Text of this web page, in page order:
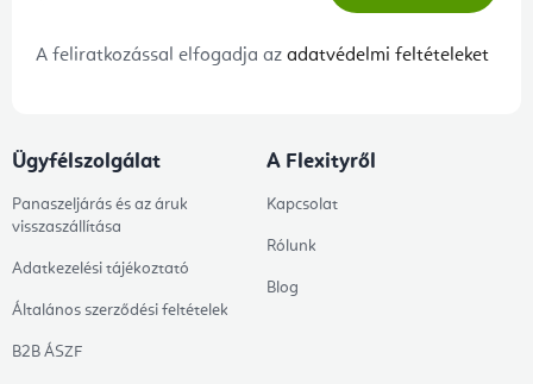
A feliratkozással elfogadja az adatvédelmi feltételeket
Ügyfélszolgálat
Panaszeljárás és az áruk
visszaszállítása
Adatkezelési tájékoztató
Általános szerződési feltételek
B2B ÁSZF
A Flexityről
Kapcsolat
Rólunk
Blog